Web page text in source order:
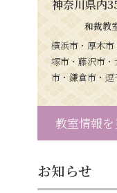
神奈川県内
和裁教
横浜市・厚木
塚市・藤沢市
市・鎌倉市・
教室情報を
お知らせ